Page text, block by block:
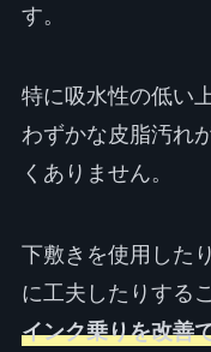
す。
特に吸水性の低い
わずかな皮脂汚れ
くありません。
下敷きを使用した
に工夫したりする
インク乗りを改善